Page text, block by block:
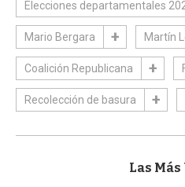
Elecciones departamentales
Mario Bergara Martín
Coalición Republicana
Recolección de basura
Las